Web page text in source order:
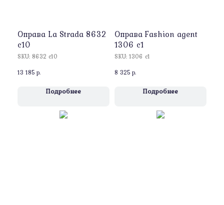
Оправa La Strada 8632
c10
SKU: 8632 c10
13 185 р.
Подробнее
Оправa Fashion agent
1306 c1
SKU: 1306 c1
8 325 р.
Подробнее